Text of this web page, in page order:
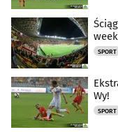
SPORT
Wy!
SPORT